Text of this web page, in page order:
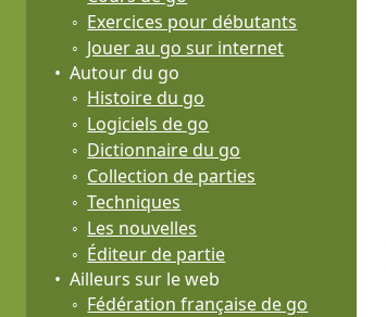
Exercices pour débutants
Jouer au go sur internet
Autour du go
Histoire du go
Logiciels de go
Dictionnaire du go
Collection de parties
Techniques
Les nouvelles
Éditeur de partie
Ailleurs sur le web
Fédération française de go